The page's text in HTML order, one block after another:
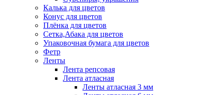
Калька для цветов
Конус для цветов
Плёнка для цветов
Сетка,Абака для цветов
Упаковочная бумага для цветов
Фетр
Ленты
Лента репсовая
Лента атласная
Ленты атласная 3 мм